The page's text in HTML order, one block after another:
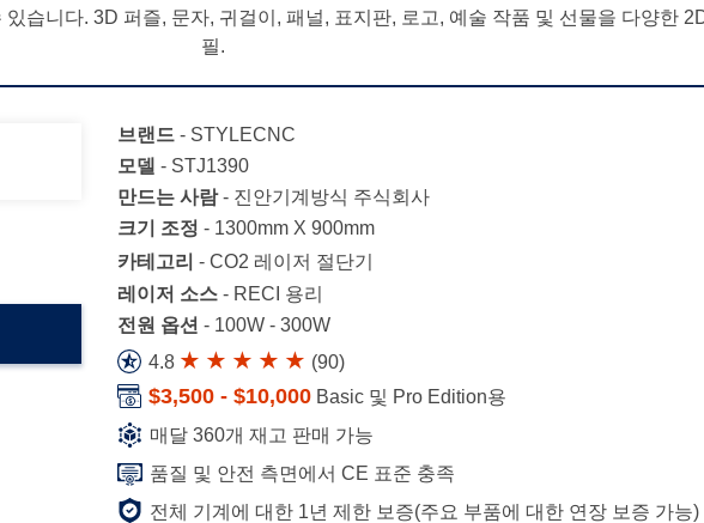
습니다. 3D 퍼즐, 문자, 귀걸이, 패널, 표지판, 로고, 예술 작품 및 선물을 다양한
필.
브랜드 - STYLECNC
모델 - STJ1390
만드는 사람- 진안기계방식 주식회사
크기 조정 - 1300mm X 900mm
카테고리 - CO2 레이저 절단기
레이저 소스 - RECI 용리
전원 옵션 - 100W - 300W
4.8
(90)
$3,500 - $10,000 Basic 및 Pro Edition용
매달 360개 재고 판매 가능
품질 및 안전 측면에서 CE 표준 충족
전체 기계에 대한 1년 제한 보증(주요 부품에 대한 연장 보증 가능)